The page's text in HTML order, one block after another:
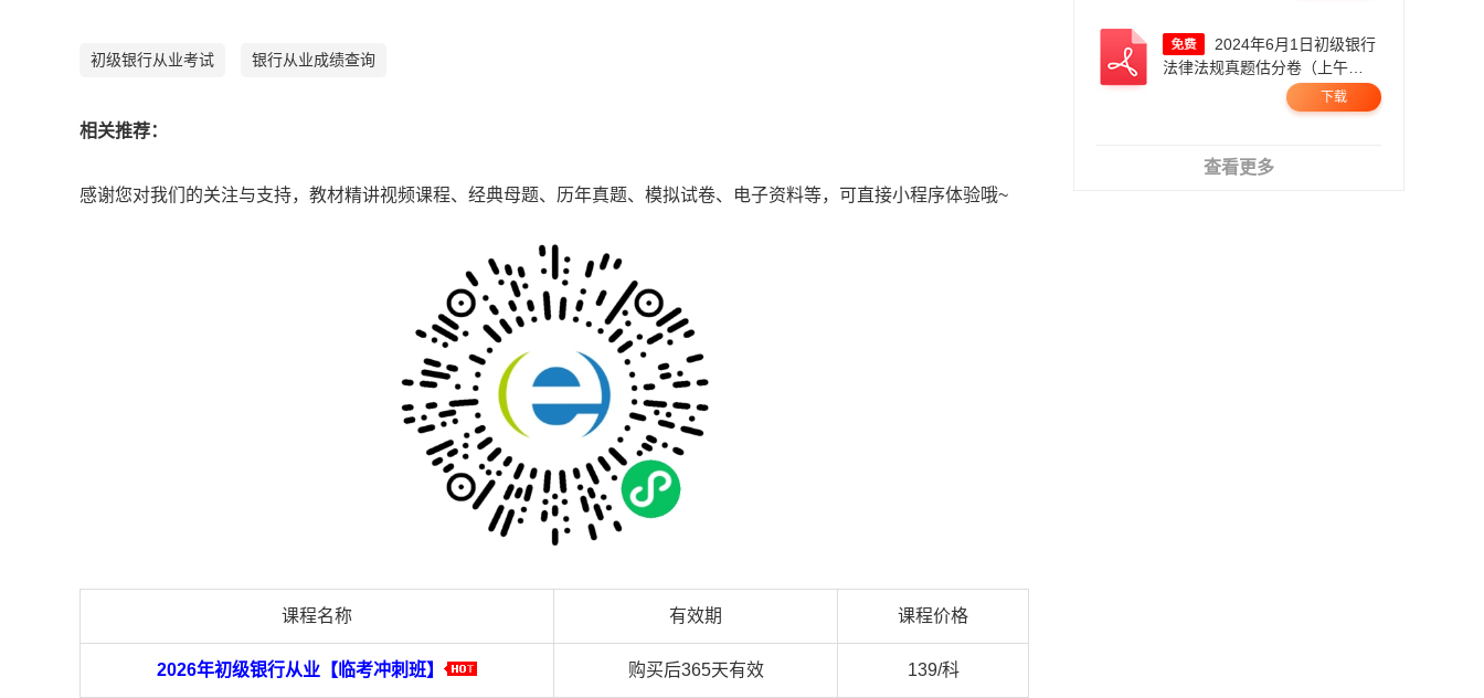
初级银行从业考试 银行从业成绩查询
相关推荐：
感谢您对我们的关注与支持，教材精讲视频课程、经典母题、历年真题、模拟试卷、电子资料等，可直接小程序体验哦~
课程名称 有效期 课程价格
2026年初级银行从业【临考冲刺班】 购买后365天有效 139/科
法律法规真题估分卷（上午
下载
查看更多